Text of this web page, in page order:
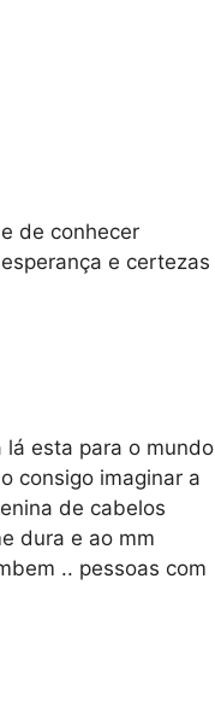
de conhecer
e certezas
lá esta para o mundo
consigo imaginar a
de cabelos
dura e ao mm
.. pessoas com